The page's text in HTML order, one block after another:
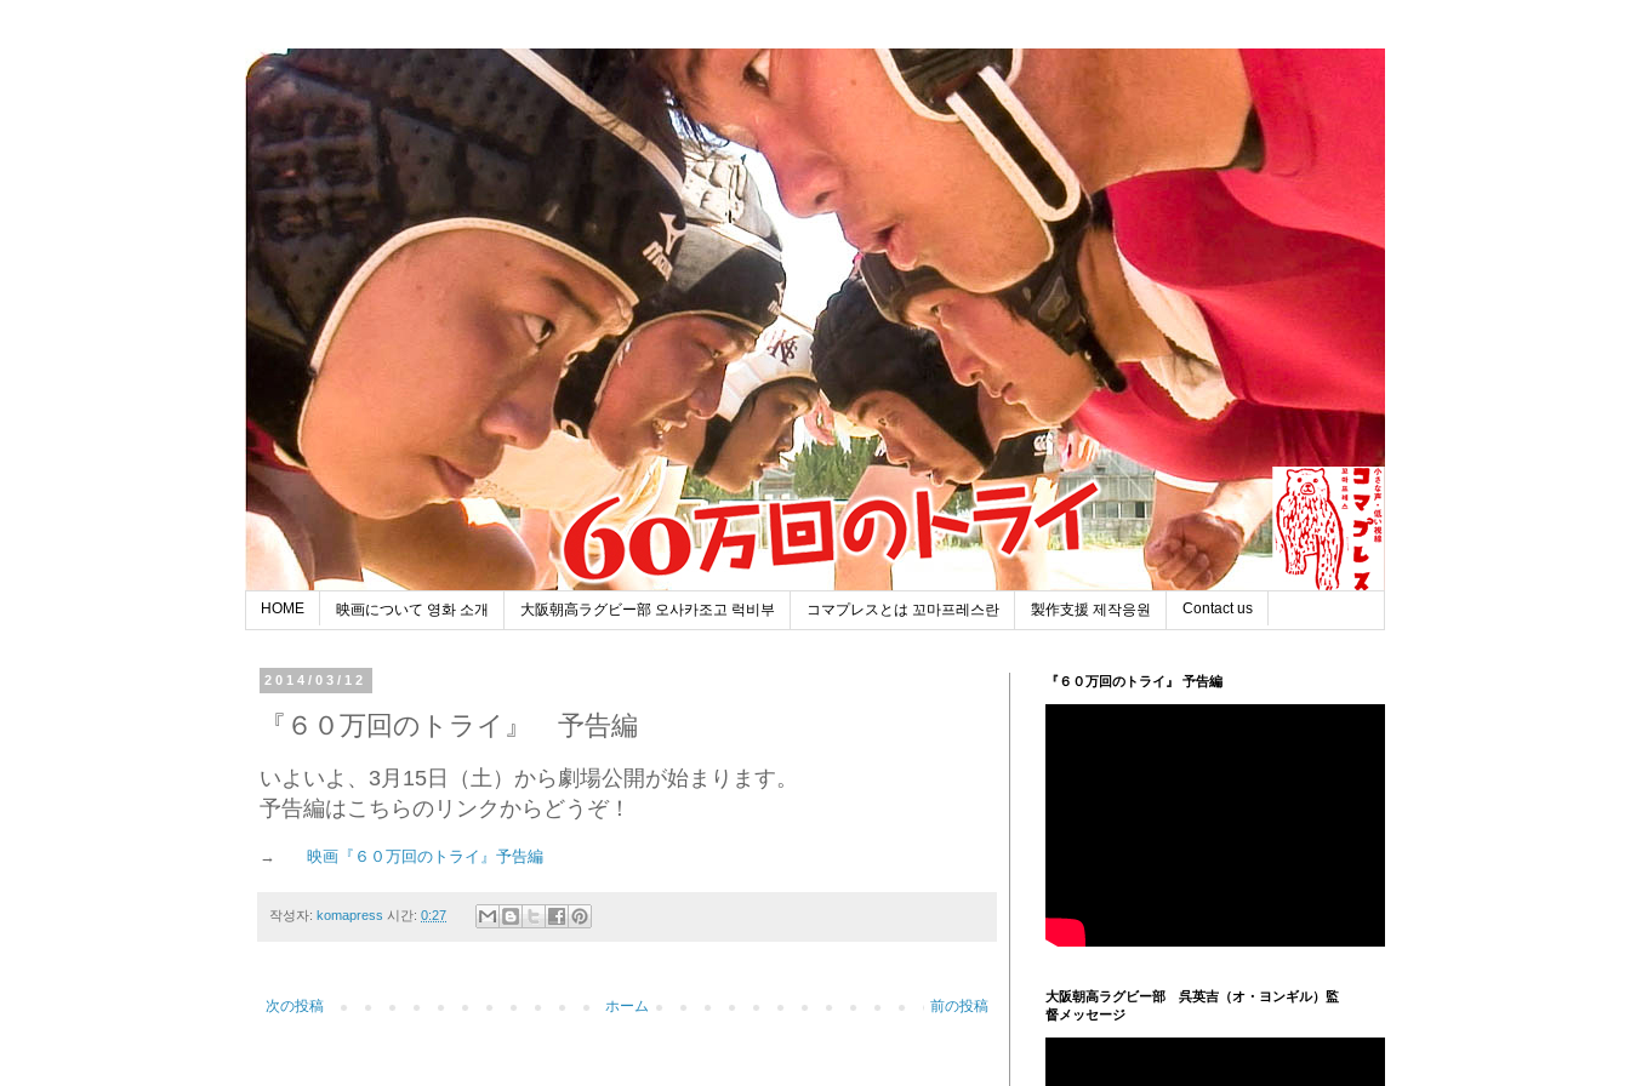
HOME 映画について 영화 소개 大阪朝高ラグビー部 오사카조고 럭비부 コマプレスとは 꼬마프레스란 製作支援 제작응원 Contact us
2014/03/12
『６０万回のトライ』 予告編
いよいよ、3月15日（土）から劇場公開が始まります。
予告編はこちらのリンクからどうぞ！
→ 映画『６０万回のトライ』予告編
작성자: komapress 시간: 0:27
次の投稿 前の投稿
ホーム
『６０万回のトライ』 予告編
大阪朝高ラグビー部 呉英吉（オ・ヨンギル）監
督メッセージ